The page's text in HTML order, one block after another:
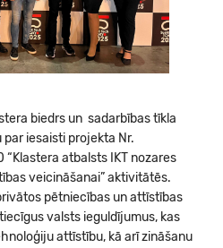
biedrs un sadarbības tīkla
par iesaisti projekta Nr.
atbalsts IKT nozares
veicināšanai” aktivitātēs.
pētniecības un attīstības
valsts ieguldījumus, kas
attīstību, kā arī zināšanu